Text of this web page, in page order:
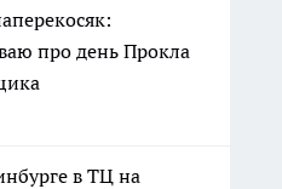
про день Прокла
в ТЦ на